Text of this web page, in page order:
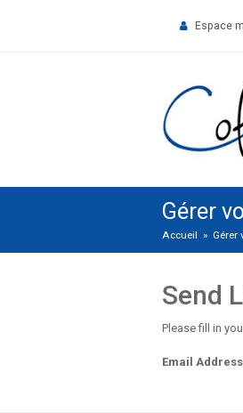
Espace
Gérer
Accueil » Gérer
Send
Please fill in
Email